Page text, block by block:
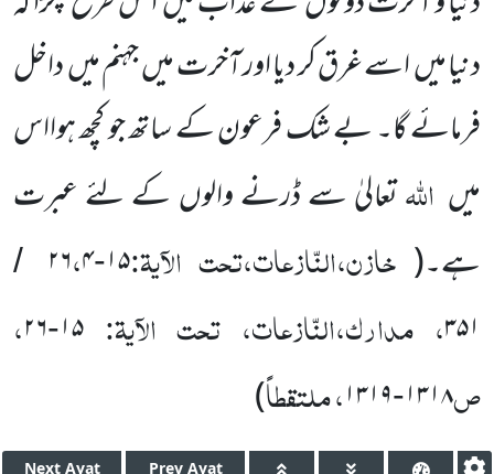
دنیا میںاسے غرق کر دیا اور آخرت میںجہنم میںداخل
فرمائے گا۔ بے شک فرعون کے ساتھ جو کچھ ہوااس
میں اللّٰہتعالیٰ سے ڈرنے والوں کے لئے عبرت
ہے۔( خازن،النّازعات،تحت الآیۃ:۱۵- ۲۶،۴ /
۳۵۱، مدارک،النّازعات، تحت الآیۃ: ۱۵-۲۶،
ص۱۳۱۸-۱۳۱۹، ملتقطاً)
Next Ayat Prev Ayat